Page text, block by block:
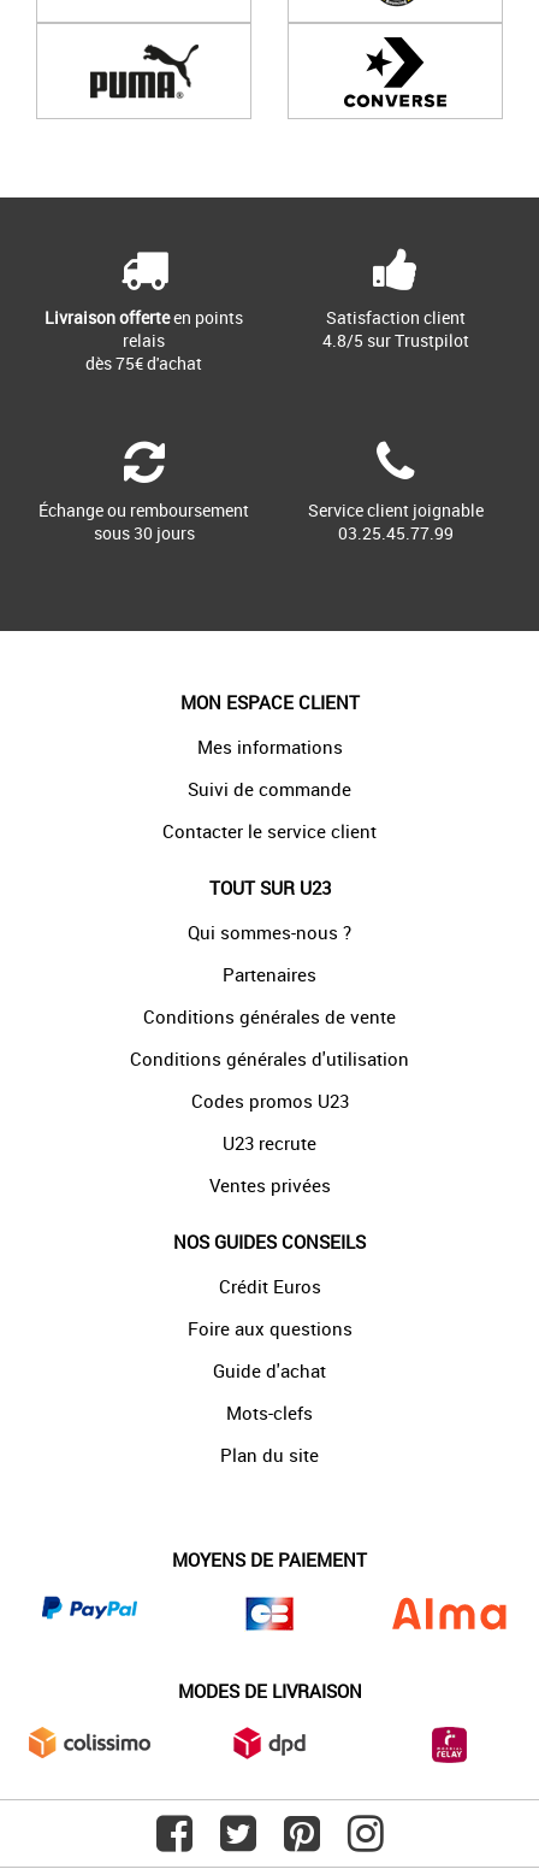
Livraison offerteen points
relais
dès 75€ d'achat
Satisfaction client
4.8/5 sur Trustpilot
Échange ou remboursement
sous 30 jours
Service client joignable
03.25.45.77.99
MON ESPACE CLIENT
Mes informations
Suivi de commande
Contacter le service client
TOUT SUR U23
Qui sommes-nous ?
Partenaires
Conditions générales de vente
Conditions générales d'utilisation
Codes promos U23
U23 recrute
Ventes privées
NOS GUIDES CONSEILS
Crédit Euros
Foire aux questions
Guide d'achat
Mots-clefs
Plan du site
MOYENS DE PAIEMENT
MODES DE LIVRAISON